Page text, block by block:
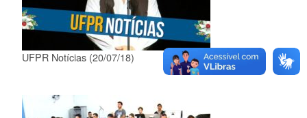
UFPR Notícias (20/07/18)